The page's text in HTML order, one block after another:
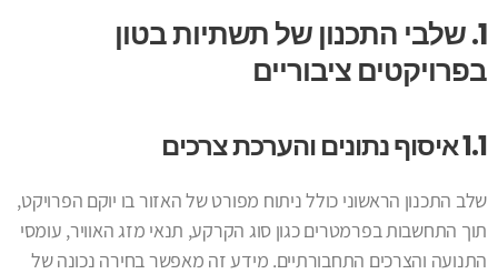
1. שלבי התכנון של תשתיות בטון
בפרויקטים ציבוריים
1.1 איסוף נתונים והערכת צרכים
שלב התכנון הראשוני כולל ניתוח מפורט של האזור בו יוקם הפרויקט,
תוך התחשבות בפרמטרים כגון סוג הקרקע, תנאי מזג האוויר, עומסי
התנועה והצרכים התחבורתיים. מידע זה מאפשר בחירה נכונה של